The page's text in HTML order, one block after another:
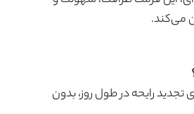
می‌کند.
تجدید رایحه در طول روز، بدون